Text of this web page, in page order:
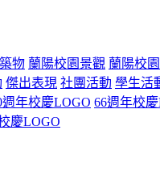
物 蘭陽校園景觀 蘭陽校
傑出表現 社團活動 學生活
週年校慶LOGO 66週年校
慶LOGO